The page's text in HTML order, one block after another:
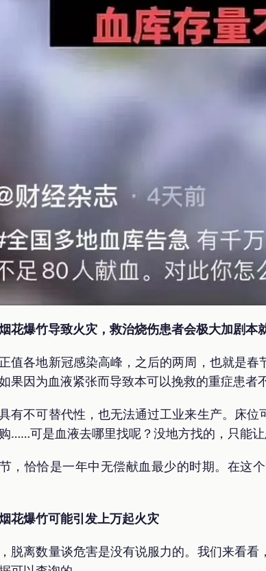
花爆竹导致火灾，救治烧伤患者会极大加剧本
值各地新冠感染高峰，之后的两周，也就是
果因为血液紧张而导致本可以挽救的重症患者
有不可替代性，也无法通过工业来生产。床
……可是血液去哪里找呢？没地方找的，只能
，恰恰是一年中无偿献血最少的时期。在这
花爆竹可能引发上万起火灾
脱离数量谈危害是没有说服力的。我们来看